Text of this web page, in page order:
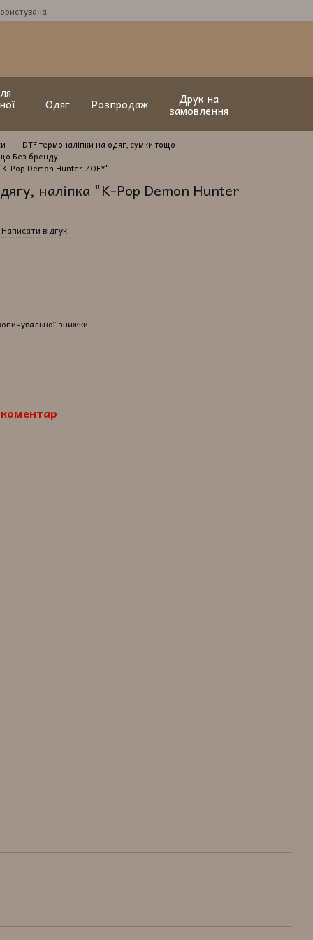
Одяг Розпродаж Друк на
замовлення
DTF термоналіпки на одяг, сумки тощо
Без бренду
Pop Demon Hunter ZOEY"
наліпка "K-Pop Demon Hunter
Написати відгук
знижки